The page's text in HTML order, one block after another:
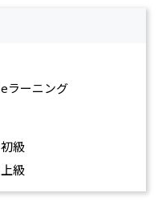
eラーニング
初級
上級